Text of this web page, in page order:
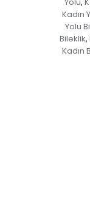
,
Kadın
Yolu
Bileklik,
Kadın